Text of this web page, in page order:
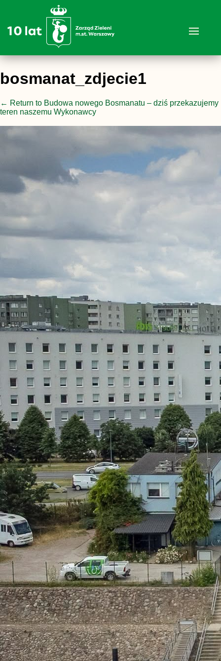
bosmanat_zdjecie1
← Return to Budowa nowego Bosmanatu – dziś przekazujemy
teren naszemu Wykonawcy